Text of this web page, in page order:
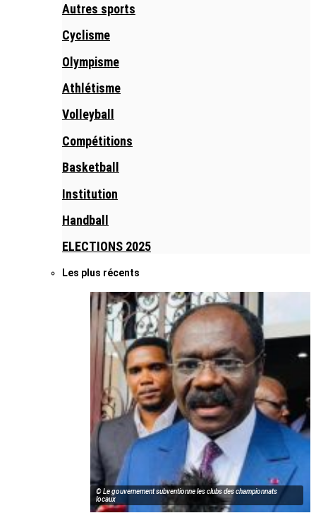
Autres sports
Cyclisme
Olympisme
Athlétisme
Volleyball
Compétitions
Basketball
Institution
Handball
ELECTIONS 2025
Les plus récents
© Le gouvernement subventionne les clubs des championnats
locaux